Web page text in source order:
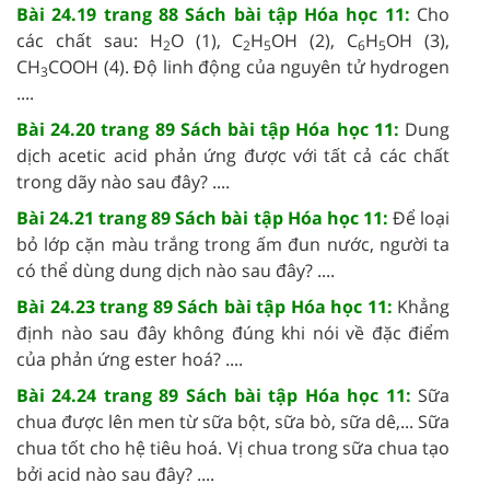
Bài 24.19 trang 88 Sách bài tập Hóa học 11: Cho
các chất sau: H2O (1), C2H5OH (2), C6H5OH (3),
CH3COOH (4). Độ linh động của nguyên tử hydrogen
....
Bài 24.20 trang 89 Sách bài tập Hóa học 11: Dung
dịch acetic acid phản ứng được với tất cả các chất
trong dãy nào sau đây? ....
Bài 24.21 trang 89 Sách bài tập Hóa học 11: Để loại
bỏ lớp cặn màu trắng trong ấm đun nước, người ta
có thể dùng dung dịch nào sau đây? ....
Bài 24.23 trang 89 Sách bài tập Hóa học 11: Khẳng
định nào sau đây không đúng khi nói về đặc điểm
của phản ứng ester hoá? ....
Bài 24.24 trang 89 Sách bài tập Hóa học 11: Sữa
chua được lên men từ sữa bột, sữa bò, sữa dê,... Sữa
chua tốt cho hệ tiêu hoá. Vị chua trong sữa chua tạo
bởi acid nào sau đây? ....